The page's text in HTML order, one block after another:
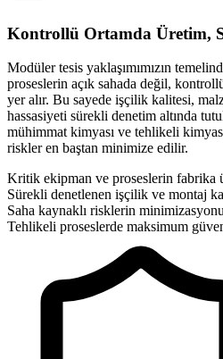
Kontrollü Ortamda Üretim,
Modüler tesis yaklaşımımızın
proseslerin açık sahada değil,
yer alır. Bu sayede işçilik kalitesi,
hassasiyeti sürekli denetim altında
mühimmat kimyası ve tehlikeli
riskler en baştan minimize edilir.
Kritik ekipman ve proseslerin fabrika
Sürekli denetlenen işçilik ve montaj
Saha kaynaklı risklerin minimizasyonu
Tehlikeli proseslerde maksimum